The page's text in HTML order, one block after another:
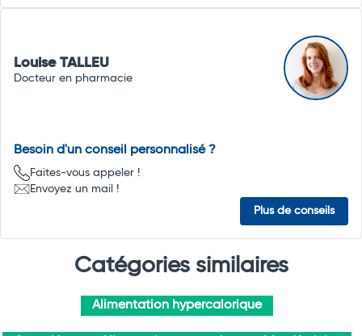
Louise TALLEU
Docteur en pharmacie
Besoin d'un conseil personnalisé ?
Faites-vous appeler !
Envoyez un mail !
Plus de conseils
Catégories similaires
Alimentation hypercalorique